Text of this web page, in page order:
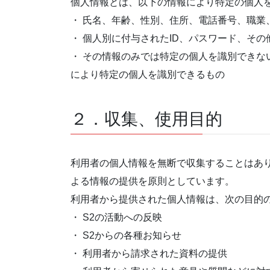
・ 氏名、年齢、性別、住所、電話番号、職
・ 個人別に付与されたID、パスワード、その
・ その情報のみでは特定の個人を識別でき
により特定の個人を識別できるもの
２．収集、使用目的
利用者の個人情報を無断で収集することはあ
よる情報の提供を原則としています。
利用者から提供された個人情報は、次の目的
・ S2の活動への反映
・ S2からの各種お知らせ
・ 利用者から請求された資料の提供